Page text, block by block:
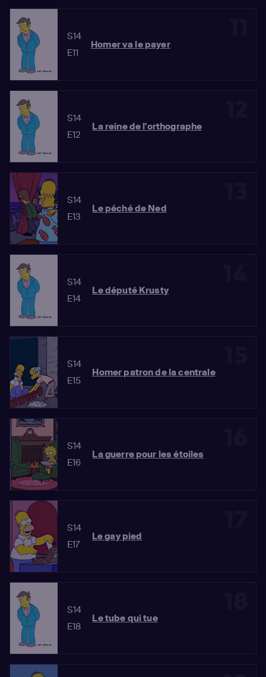
S14
E11
Homer va le payer
S14
E12
La reine de l'orthographe
S14
E13
Le péché de Ned
S14
E14
Le député Krusty
S14
E15
Homer patron de la centrale
S14
E16
La guerre pour les étoiles
S14
E17
Le gay pied
S14
E18
Le tube qui tue